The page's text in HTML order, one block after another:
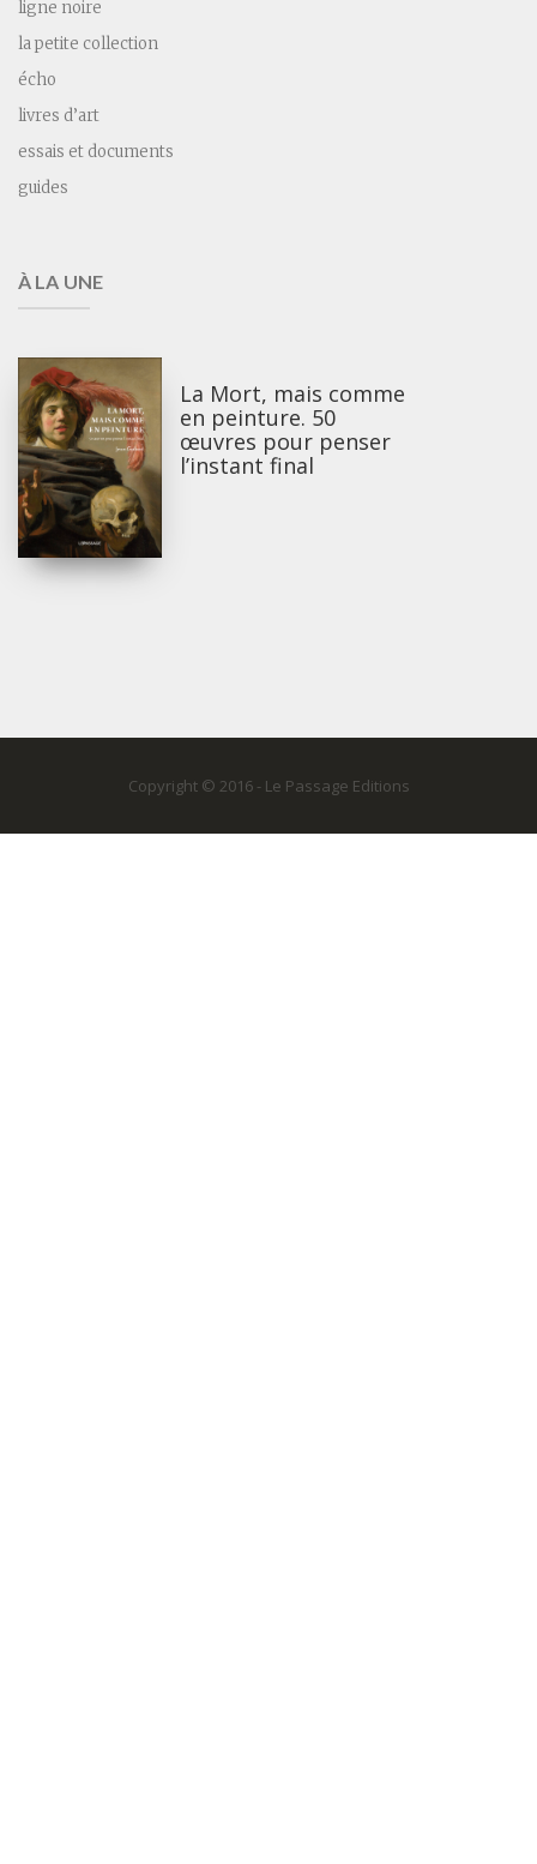
ligne noire
la petite collection
écho
livres d’art
essais et documents
guides
À LA UNE
La Mort, mais comme
en peinture. 50
œuvres pour penser
l’instant final
Copyright © 2016 - Le Passage Editions